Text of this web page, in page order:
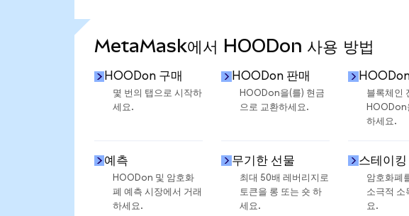
MetaMask에서 HOODon 사용 방법
HOODon 구매
몇 번의 탭으로 시작하
세요.
HOODon 판매
HOODon을(를) 현금
으로 교환하세요.
블록체인
HOODon
하세요.
예측
HOODon 및 암호화
폐 예측 시장에서 거래
하세요.
무기한 선물
최대 50배 레버리지로
토큰을 롱 또는 숏 하
세요.
스테이킹
암호화폐
소극적 소
요.